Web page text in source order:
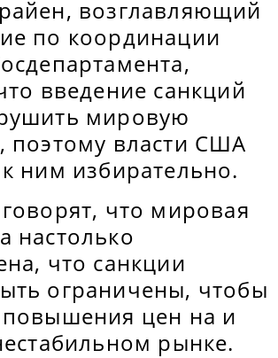
возглавляющий
по координации
введение санкций
мировую
поэтому власти США
ним избирательно.
что мировая
настолько
что санкции
ограничены, чтобы
повышения цен на и
рынке.